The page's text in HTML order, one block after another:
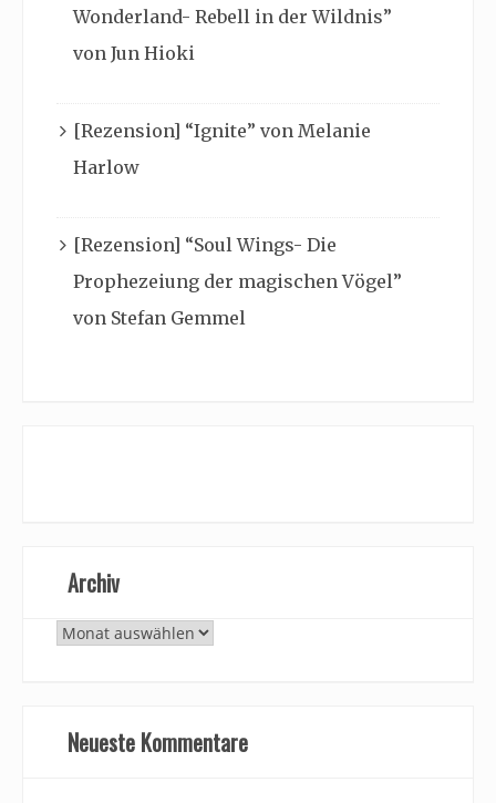
Wonderland- Rebell in der Wildnis”
von Jun Hioki
[Rezension] “Ignite” von Melanie
Harlow
[Rezension] “Soul Wings- Die
Prophezeiung der magischen Vögel”
von Stefan Gemmel
Archiv
Archiv
Neueste Kommentare